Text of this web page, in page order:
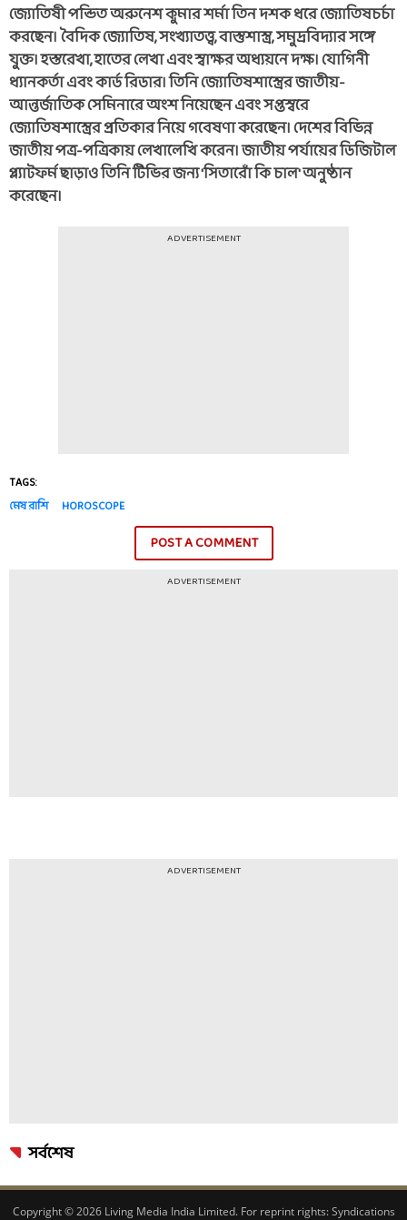
জ্যোতিষী পন্ডিত অরুনেশ কুমার শর্মা তিন দশক ধরে জ্যোতিষচর্চা
করছেন। বৈদিক জ্যোতিষ, সংখ্যাতত্ত্ব, বাস্তুশাস্ত্র, সমুদ্রবিদ্যার সঙ্গে
যুক্ত। হস্তরেখা, হাতের লেখা এবং স্বাক্ষর অধ্যয়নে দক্ষ। যোগিনী
ধ্যানকর্তা এবং কার্ড রিডার। তিনি জ্যোতিষশাস্ত্রের জাতীয়-
আন্তর্জাতিক সেমিনারে অংশ নিয়েছেন এবং সপ্তস্বরে
জ্যোতিষশাস্ত্রের প্রতিকার নিয়ে গবেষণা করেছেন। দেশের বিভিন্ন
জাতীয় পত্র-পত্রিকায় লেখালেখি করেন। জাতীয় পর্যায়ের ডিজিটাল
প্ল্যাটফর্ম ছাড়াও তিনি টিভির জন্য 'সিতারোঁ কি চাল' অনুষ্ঠান
করেছেন।
ADVERTISEMENT
TAGS:
মেষ রাশি
HOROSCOPE
POST A COMMENT
ADVERTISEMENT
ADVERTISEMENT
সর্বশেষ
Copyright © 2026 Living Media India Limited. For reprint rights:Syndications